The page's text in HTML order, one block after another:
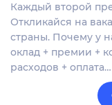
Каждый второй
Откликайся на
страны. Почему у
оклад + премии +
расходов + оплата…